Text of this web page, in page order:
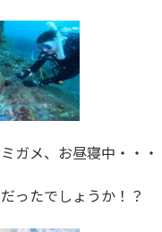
ガメ、お昼寝中・・・
ったでしょうか！？